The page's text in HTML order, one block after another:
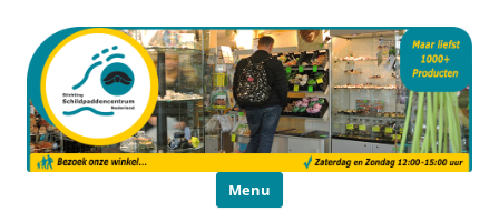
Menu